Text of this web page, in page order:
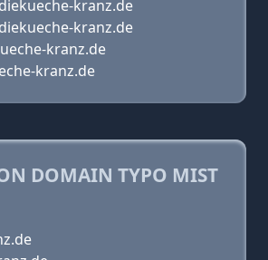
kranz.de
kranz.de
kranz.de
kranz.de
DOMAIN TYPO MIST